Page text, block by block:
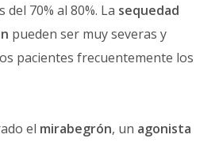
70% al 80%. La sequedad
pueden ser muy severas y
pacientes frecuentemente los
el mirabegrón, un agonista